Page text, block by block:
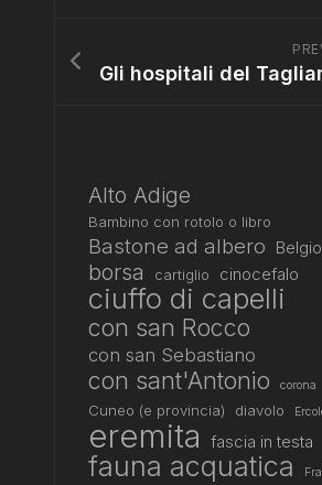
Alto Adige
Bambino con rotolo o libro
Bastone ad albero Belgio
borsa cartiglio cinocefalo
ciuffo di capelli
con san Rocco
con san Sebastiano
con sant'Antonio corona
Cuneo (e provincia) diavolo
eremita fascia in testa
fauna acquatica